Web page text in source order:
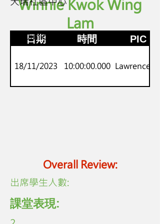
Winnie Kwok Wing
Lam
日期 時間 PIC
18/11/2023 10:00:00.000 Lawrence Lo
Overall Review:
劍橋Juniors
​出席學生人數:
課堂表現: